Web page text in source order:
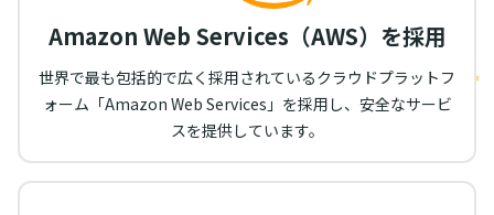
Amazon Web Services（AWS）を採用
世界で最も包括的で広く採用されているクラウドプラットフ
ォーム「Amazon Web Services」を採用し、安全なサービ
スを提供しています。